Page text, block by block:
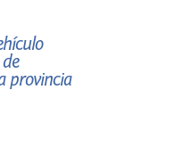
provincia